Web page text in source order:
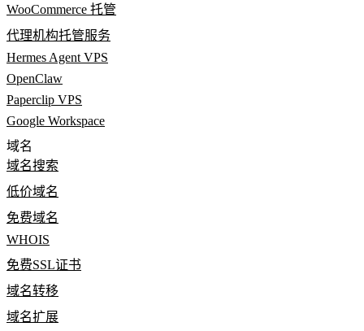
WooCommerce 托管
代理机构托管服务
Hermes Agent VPS
OpenClaw
Paperclip VPS
Google Workspace
域名
域名搜索
低价域名
免费域名
WHOIS
免费SSL证书
域名转移
域名扩展